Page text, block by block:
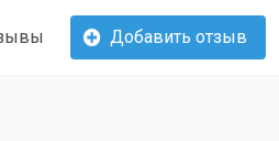
Добавить отзыв